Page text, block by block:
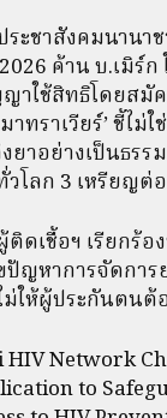
ะชาสังคมนานา
ค้าน บ.เมิร์ก
าใช้สิทธิโดยสมัค
าทราเวียร์’ ชี้ไม่
งยาอย่างเป็นธร
วโลก 3 เหรียญต่
ดเชื้อฯ เรียกร้อ
ปัญหาการจัดการ
ม่ให้ผู้ประกันตนต้
HIV Network
to